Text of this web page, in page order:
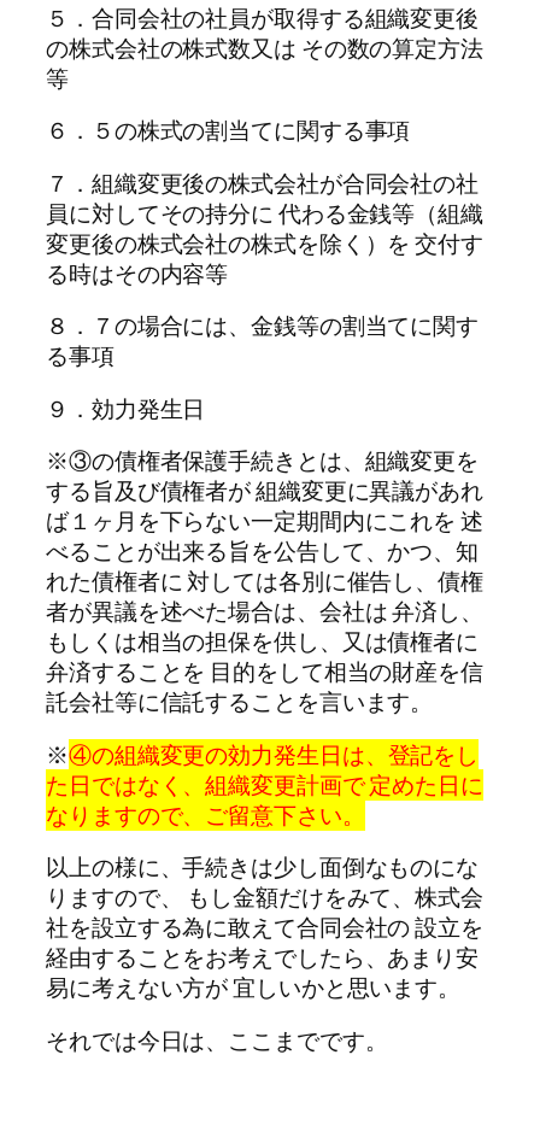
５．合同会社の社員が取得する組織変更後
の株式会社の株式数又は その数の算定方法
等
６．５の株式の割当てに関する事項
７．組織変更後の株式会社が合同会社の社
員に対してその持分に 代わる金銭等（組織
変更後の株式会社の株式を除く）を 交付す
る時はその内容等
８．７の場合には、金銭等の割当てに関す
る事項
９．効力発生日
※③の債権者保護手続きとは、組織変更を
する旨及び債権者が 組織変更に異議があれ
ば１ヶ月を下らない一定期間内にこれを 述
べることが出来る旨を公告して、かつ、知
れた債権者に 対しては各別に催告し、債権
者が異議を述べた場合は、会社は 弁済し、
もしくは相当の担保を供し、又は債権者に
弁済することを 目的をして相当の財産を信
託会社等に信託することを言います。
※④の組織変更の効力発生日は、登記をし
た日ではなく、組織変更計画で 定めた日に
なりますので、ご留意下さい。
以上の様に、手続きは少し面倒なものにな
りますので、 もし金額だけをみて、株式会
社を設立する為に敢えて合同会社の 設立を
経由することをお考えでしたら、あまり安
易に考えない方が 宜しいかと思います。
それでは今日は、ここまでです。